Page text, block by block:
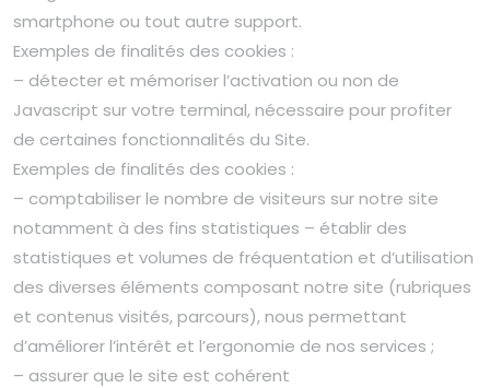
smartphone ou tout autre support.
Exemples de finalités des cookies :
– détecter et mémoriser l’activation ou non de
Javascript sur votre terminal, nécessaire pour profiter
de certaines fonctionnalités du Site.
Exemples de finalités des cookies :
– comptabiliser le nombre de visiteurs sur notre site
notamment à des fins statistiques – établir des
statistiques et volumes de fréquentation et d’utilisation
des diverses éléments composant notre site (rubriques
et contenus visités, parcours), nous permettant
d’améliorer l’intérêt et l’ergonomie de nos services ;
– assurer que le site est cohérent